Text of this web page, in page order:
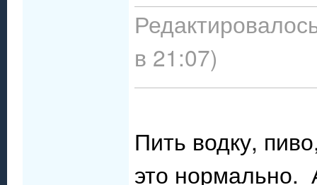
в 21:07)
Пить водку,
это нормально.